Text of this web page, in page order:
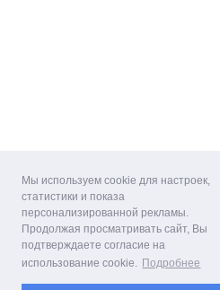
Мы используем cookie для настроек,
статистики и показа
персонализированной рекламы.
Продолжая просматривать сайт, Вы
подтверждаете согласие на
использование cookie. Подробнее